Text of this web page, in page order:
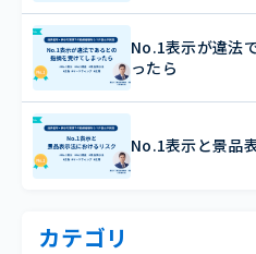
No.1表示が違法
ったら
No.1表示と景品
カテゴリ